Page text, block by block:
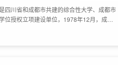
四川省和成都市共建的综合性大学、成都市
授权立项建设单位，1978年12月，成都